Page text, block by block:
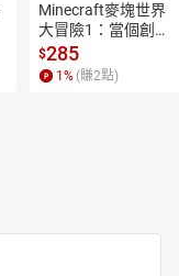
Minecraft麥塊世界
大冒險1：當個創世
神！【電子書】
$285
1 % (賺2點)